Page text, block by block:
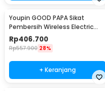
Youpin GOOD PAPA Sikat
Pembersih Wireless Electric
Cleaning - CL99
Rp406.700
Rp557.900 28%
+ Keranjang